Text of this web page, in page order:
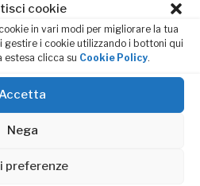
cookie
in vari modi per migliorare la tua
gestire i cookie utilizzando i bottoni qui
clicca su Cookie Policy.
Nega
preferenze
di